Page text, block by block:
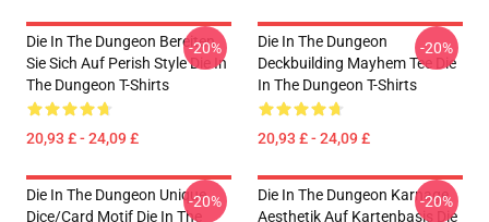
Die In The Dungeon Bereiten
Sie Sich Auf Perish Style Die In
The Dungeon T-Shirts
20,93 £ - 24,09 £
-20%
Die In The Dungeon
Deckbuilding Mayhem Tee Die
In The Dungeon T-Shirts
20,93 £ - 24,09 £
-20%
Die In The Dungeon Unique
Dice/Card Motif Die In The
-20%
Die In The Dungeon Karnage
Aesthetik Auf Kartenbasis Die
-20%